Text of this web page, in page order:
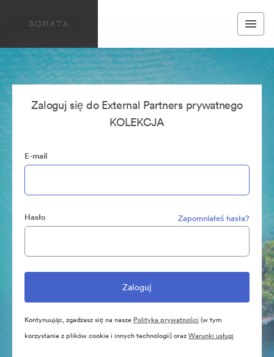
Zaloguj się do External Partners prywatnego
KOLEKCJA
E-mail
Hasło Zapomniałeś hasła?
Kontynuując, zgadzasz się na nasze Polityka prywatności (w tym
korzystanie z plików cookie i innych technologii) orazWarunki usługi